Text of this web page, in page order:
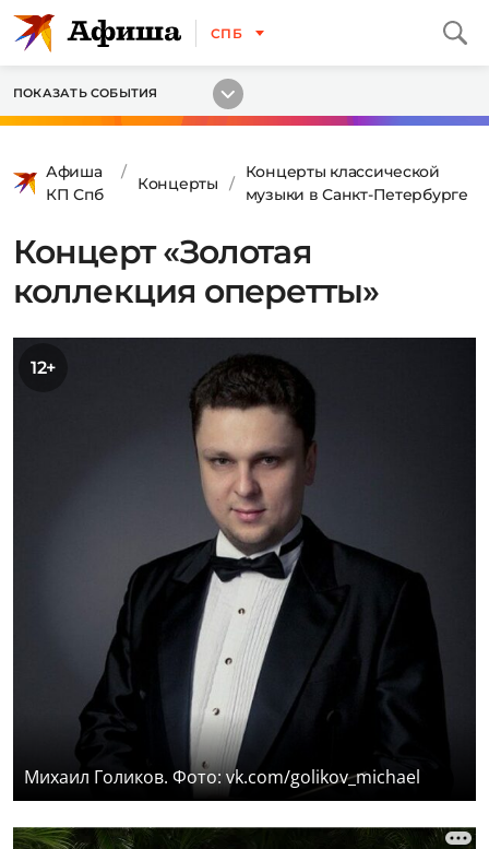
СПБ
ПОКАЗАТЬ СОБЫТИЯ
Афиша
КП Спб
Концерты
Концерты классической
музыки в Санкт-Петербурге
Концерт «Золотая
коллекция оперетты»
12+
Михаил Голиков. Фото: vk.com/golikov_michael